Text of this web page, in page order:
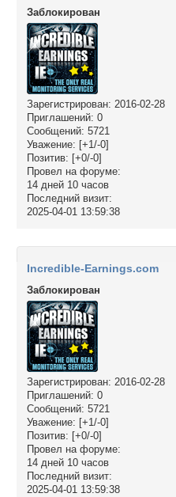
Заблокирован
Зарегистрирован: 2016-02-28
Приглашений: 0
Сообщений: 5721
Уважение: [+1/-0]
Позитив: [+0/-0]
Провел на форуме:
14 дней 10 часов
Последний визит:
2025-04-01 13:59:38
Incredible-Earnings.com
Заблокирован
Зарегистрирован: 2016-02-28
Приглашений: 0
Сообщений: 5721
Уважение: [+1/-0]
Позитив: [+0/-0]
Провел на форуме:
14 дней 10 часов
Последний визит:
2025-04-01 13:59:38